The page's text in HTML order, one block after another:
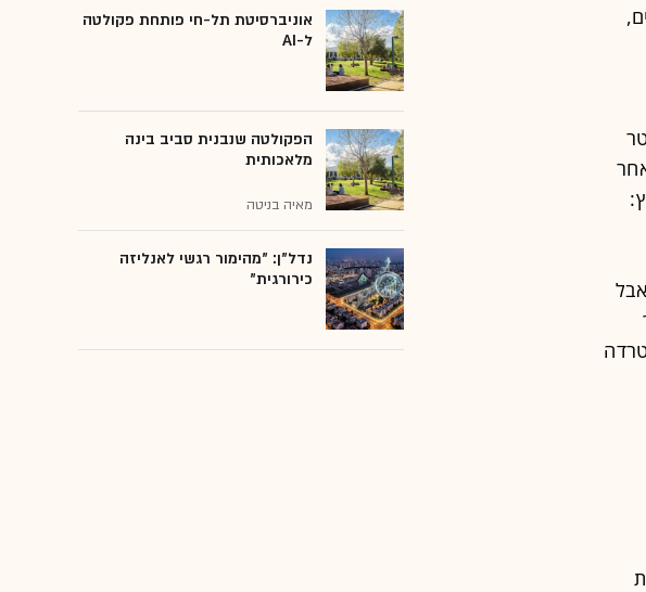
אוניברסיטת תל-חי פותחת פקולטה
ל-AI
הפקולטה שנבנית סביב בינה
מלאכותית
מאיה בניטה
נדל"ן: "מהימור רגשי לאנליזה
כירורגית"